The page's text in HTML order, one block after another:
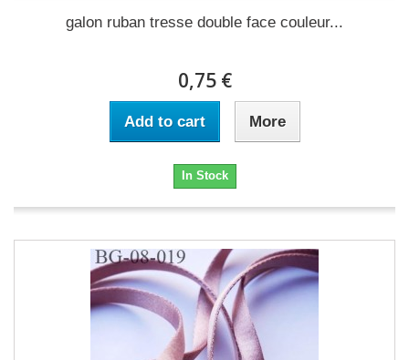
galon ruban tresse double face couleur...
0,75 €
Add to cart More
In Stock